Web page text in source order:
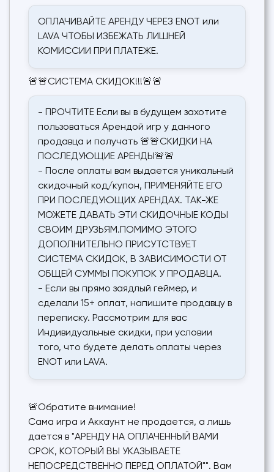
ОПЛАЧИВАЙТЕ АРЕНДУ ЧЕРЕЗ ENOT или
LAVA ЧТОБЫ ИЗБЕЖАТЬ ЛИШНЕЙ
КОМИССИИ ПРИ ПЛАТЕЖЕ.
🚨🚨СИСТЕМА СКИДОК!!!🚨🚨
- ПРОЧТИТЕ Если вы в будущем захотите
пользоваться Арендой игр у данного
продавца и получать 🚨🚨СКИДКИ НА
ПОСЛЕДУЮЩИЕ АРЕНДЫ🚨🚨
- После оплаты вам выдается уникальный
скидочный код/купон, ПРИМЕНЯЙТЕ ЕГО
ПРИ ПОСЛЕДУЮЩИХ АРЕНДАХ. ТАК-ЖЕ
МОЖЕТЕ ДАВАТЬ ЭТИ СКИДОЧНЫЕ КОДЫ
СВОИМ ДРУЗЬЯМ.ПОМИМО ЭТОГО
ДОПОЛНИТЕЛЬНО ПРИСУТСТВУЕТ
СИСТЕМА СКИДОК, В ЗАВИСИМОСТИ ОТ
ОБЩЕЙ СУММЫ ПОКУПОК У ПРОДАВЦА.
- Если вы прямо заядлый геймер, и
сделали 15+ оплат, напишите продавцу в
переписку. Рассмотрим для вас
Индивидуальные скидки, при условии
того, что будете делать оплаты через
ENOT или LAVA.
🚨Обратите внимание!
Сама игра и Аккаунт не продается, а лишь
дается в "АРЕНДУ НА ОПЛАЧЕННЫЙ ВАМИ
СРОК, КОТОРЫЙ ВЫ УКАЗЫВАЕТЕ
НЕПОСРЕДСТВЕННО ПЕРЕД ОПЛАТОЙ"". Вам